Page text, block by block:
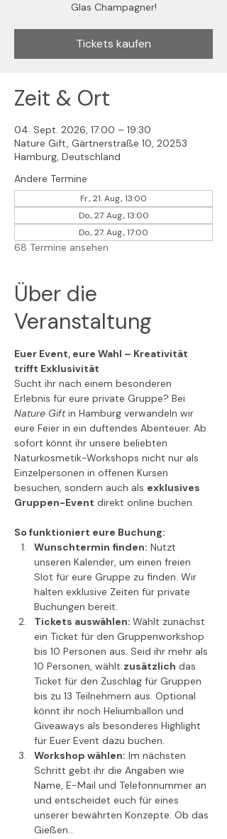
Glas Champagner!
Tickets kaufen
Zeit & Ort
04. Sept. 2026, 17:00 – 19:30
Nature Gift, Gärtnerstraße 10, 20253
Hamburg, Deutschland
Andere Termine
Fr., 21. Aug., 13:00
Do., 27. Aug., 13:00
Do., 27. Aug., 17:00
68 Termine ansehen
Über die
Veranstaltung
Euer Event, eure Wahl – Kreativität
trifft Exklusivität
Sucht ihr nach einem besonderen
Erlebnis für eure private Gruppe? Bei
Nature Gift in Hamburg verwandeln wir
eure Feier in ein duftendes Abenteuer. Ab
sofort könnt ihr unsere beliebten
Naturkosmetik-Workshops nicht nur als
Einzelpersonen in offenen Kursen
besuchen, sondern auch als exklusives
Gruppen-Event direkt online buchen.
So funktioniert eure Buchung:
Wunschtermin finden: Nutzt
unseren Kalender, um einen freien
Slot für eure Gruppe zu finden. Wir
halten exklusive Zeiten für private
Buchungen bereit.
Tickets auswählen: Wählt zunächst
ein Ticket für den Gruppenworkshop
bis 10 Personen aus. Seid ihr mehr als
10 Personen, wählt zusätzlich das
Ticket für den Zuschlag für Gruppen
bis zu 13 Teilnehmern aus. Optional
könnt ihr noch Heliumballon und
Giveaways als besonderes Highlight
für Euer Event dazu buchen.
Workshop wählen: Im nächsten
Schritt gebt ihr die Angaben wie
Name, E-Mail und Telefonnummer an
und entscheidet euch für eines
unserer bewährten Konzepte. Ob das
Gießen…